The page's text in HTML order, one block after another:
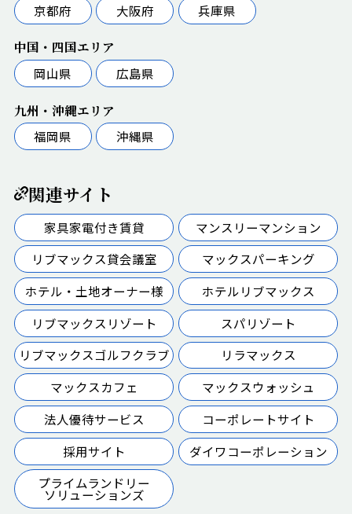
京都府
大阪府 兵庫県
中国・四国エリア
岡山県
広島県
九州・沖縄エリア
福岡県
沖縄県
関連サイト
家具家電付き賃貸
マンスリーマンション
リブマックス貸会議室
マックスパーキング
ホテル・土地オーナー様
ホテルリブマックス
リブマックスリゾート
スパリゾート
リブマックスゴルフクラブ
リラマックス
マックスカフェ
マックスウォッシュ
法人優待サービス
コーポレートサイト
採用サイト
ダイワコーポレーション
プライムランドリー
ソリューションズ